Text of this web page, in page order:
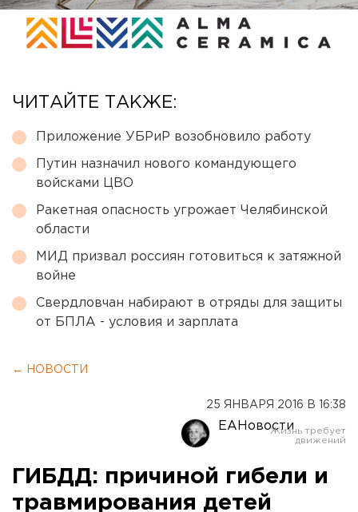
ЧИТАЙТЕ ТАКЖЕ:
Приложение УБРиР возобновило работу
Путин назначил нового командующего
войсками ЦВО
Ракетная опасность угрожает Челябинской
области
МИД призвал россиян готовиться к затяжной
войне
Свердловчан набирают в отряды для защиты
от БПЛА - условия и зарплата
← НОВОСТИ
25 ЯНВАРЯ 2016 В 16:38
ЕАНовости
ГИБДД: причиной гибели и
травмирования детей